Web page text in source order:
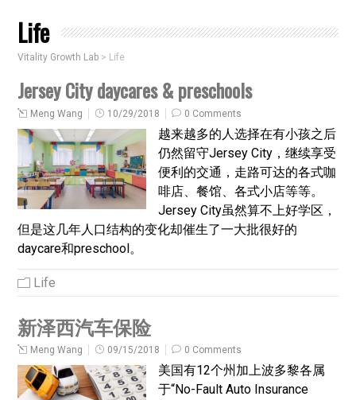
Life
Vitality Growth Lab > Life
Jersey City daycares & preschools
Meng Wang 10/29/2018 0 Comments
越来越多的人选择在有小孩之后
仍然留守Jersey City，继续享受
便利的交通，走路可达的各式咖
啡店、餐馆、各式小店等等。
Jersey City虽然算不上好学区，
但是这几年人口结构的变化却催生了一大批很好的
daycare和preschool。
Life
新泽西汽车保险
Meng Wang 09/15/2018 0 Comments
美国有12个州加上波多黎各属
于“No-Fault Auto Insurance